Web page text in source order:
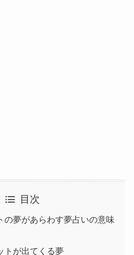
目次
の夢があらわす夢占いの意味
トが出てくる夢